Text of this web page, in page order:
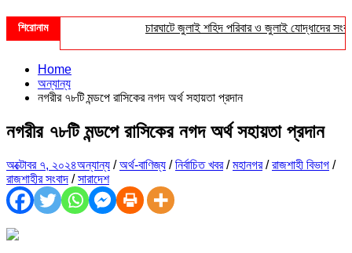
শিরোনাম চারঘাটে জুলাই শহিদ পরিবার ও জুলাই যোদ্ধাদের সংবর্ধনা
Home
অন্যান্য
নগরীর ৭৮টি মন্ডপে রাসিকের নগদ অর্থ সহায়তা প্রদান
নগরীর ৭৮টি মন্ডপে রাসিকের নগদ অর্থ সহায়তা প্রদান
অক্টোবর ৭, ২০২৪অন্যান্য /অর্থ-বাণিজ্য /নির্বাচিত খবর/মহানগর/রাজশাহী বিভাগ /
রাজশাহীর সংবাদ /সারাদেশ